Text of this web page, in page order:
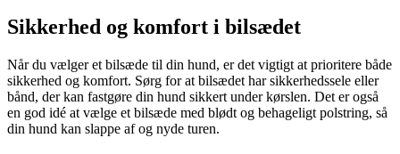
Sikkerhed og komfort i bilsædet
Når du vælger et bilsæde til din hund, er det vigtigt at prioritere både
sikkerhed og komfort. Sørg for at bilsædet har sikkerhedssele eller
bånd, der kan fastgøre din hund sikkert under kørslen. Det er også
en god idé at vælge et bilsæde med blødt og behageligt polstring, så
din hund kan slappe af og nyde turen.